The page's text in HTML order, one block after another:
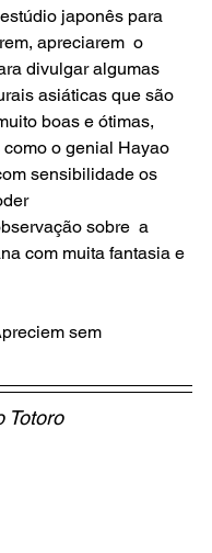
japonês para
apreciarem  o
divulgar algumas
asiáticas que são
boas e ótimas,
o genial Hayao
sensibilidade os
com muita fantasia e
sem
Totoro